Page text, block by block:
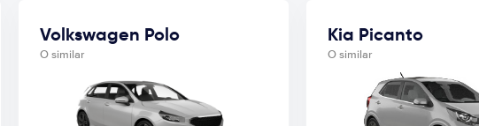
Volkswagen Polo
O similar
Kia Picanto
O similar